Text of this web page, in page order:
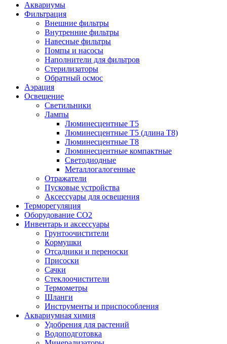
Аквариумы
Фильтрация
Внешние фильтры
Внутренние фильтры
Навесные фильтры
Помпы и насосы
Наполнители для фильтров
Стерилизаторы
Обратный осмос
Аэрация
Освещение
Светильники
Лампы
Люминесцентные T5
Люминесцентные T5 (длина T8)
Люминесцентные T8
Люминесцентные компактные
Светодиодные
Металлогалогенные
Отражатели
Пусковые устройства
Аксессуары для освещения
Терморегуляция
Оборудование CO2
Инвентарь и аксессуары
Грунтоочистители
Кормушки
Отсадники и переноски
Присоски
Сачки
Стеклоочистители
Термометры
Шланги
Инструменты и приспособления
Аквариумная химия
Удобрения для растений
Водоподготовка